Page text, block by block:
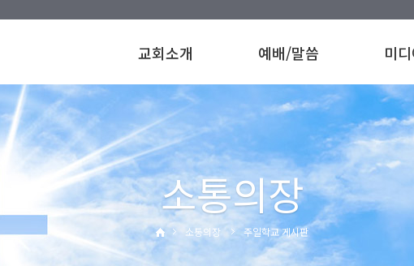
교회소개 예배/말씀 미
소통의장
소통의장 주일학교 게시판